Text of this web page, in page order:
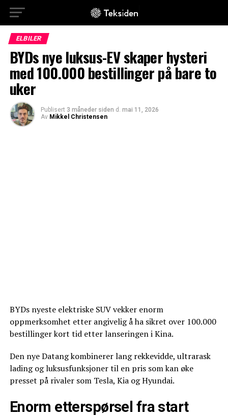
ELBILER
BYDs nye luksus-EV skaper hysteri
med 100.000 bestillinger på bare to
uker
Publisert 3 måneder siden d. mai 11, 2026
Av Mikkel Christensen
BYDs nyeste elektriske SUV vekker enorm
oppmerksomhet etter angivelig å ha sikret over 100.000
bestillinger kort tid etter lanseringen i Kina.
Den nye Datang kombinerer lang rekkevidde, ultrarask
lading og luksusfunksjoner til en pris som kan øke
presset på rivaler som Tesla, Kia og Hyundai.
Enorm etterspørsel fra start